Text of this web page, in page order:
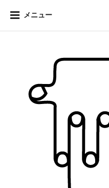
メニュー